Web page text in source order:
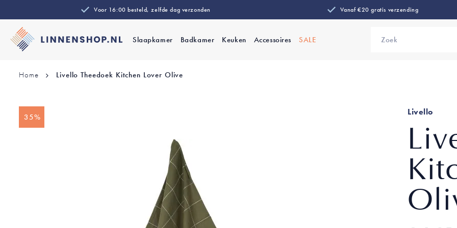
Voor 16:00 besteld, zelfde dag verzonden Vanaf €20 gratis verzending
Slaapkamer Badkamer Keuken Accessoires SALE
Zoek
Home Livello Theedoek Kitchen Lover Olive
naar
35% Livello